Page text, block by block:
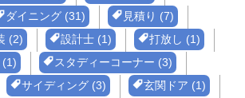
ダイニング (31)
見積り (7)
(2) 設計士 (1)
打放し (1)
(1)
スタディーコーナー (3)
サイディング (3)
玄関ドア (1)